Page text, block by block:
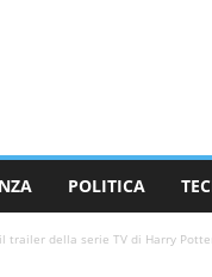
POLITICA
trailer della serie TV di Harry